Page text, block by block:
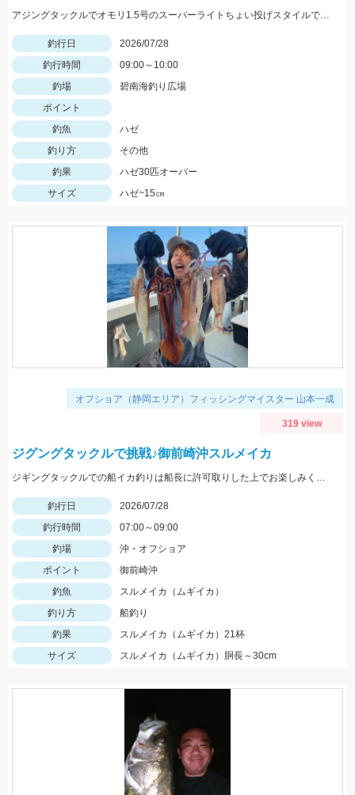
アジングタックルでオモリ1.5号のスーパーライトちょい投げスタイルでハゼ狙ってきました！！アタリ連発で良型の連掛けもあり、短時間で30匹オーバーの釣果！！エサはアピール抜群のGOLDイソメ☆彡
釣行日
2026/07/28
釣行時間
09:00～10:00
釣場
碧南海釣り広場
ポイント
釣魚
ハゼ
釣り方
その他
釣果
ハゼ30匹オーバー
サイズ
ハゼ~15㎝
オフショア（静岡エリア）フィッシングマイスター 山本一成
319 view
ジグングタックルで挑戦♪御前崎沖スルメイカ
ジギングタックルでの船イカ釣りは船長に許可取りした上でお楽しみください！詳細は本文にて！
釣行日
2026/07/28
釣行時間
07:00～09:00
釣場
沖・オフショア
ポイント
御前崎沖
釣魚
スルメイカ（ムギイカ）
釣り方
船釣り
釣果
スルメイカ（ムギイカ）21杯
サイズ
スルメイカ（ムギイカ）胴長～30cm